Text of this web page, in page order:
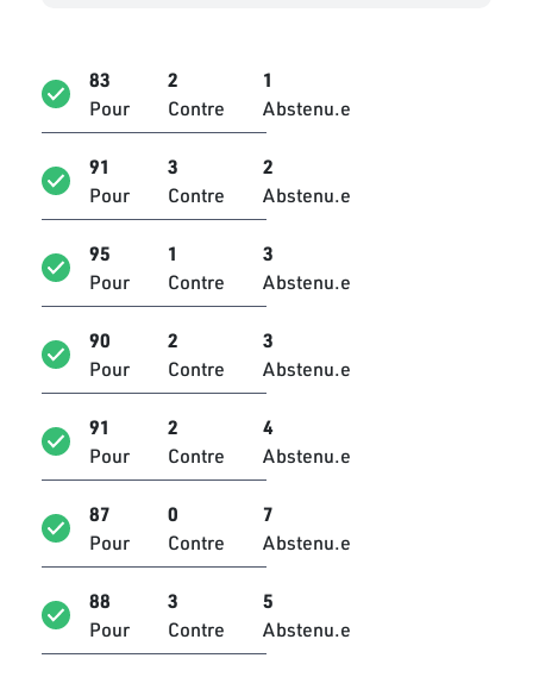
Mohamed Zaabi
Bloc Qalb Tounes
Mohamed Karim Krifa
Bloc Ennahdha
Mohamed Naceur Bousen
Bloc Coalition Al Karama
Mohamed Saleh Ltifi
Mohamed Skhiri
Bloc Qalb Tounes
Mongi Rahoui
Indépendant
Faycel Tebini
Indépendant
83
Pour
2
Contre
1
Abstenu.e
91
Pour
3
Contre
2
Abstenu.e
95
Pour
1
Contre
3
Abstenu.e
90
Pour
2
Contre
3
Abstenu.e
91
Pour
2
Contre
4
Abstenu.e
87
Pour
0
Contre
7
Abstenu.e
88
Pour
3
Contre
5
Abstenu.e